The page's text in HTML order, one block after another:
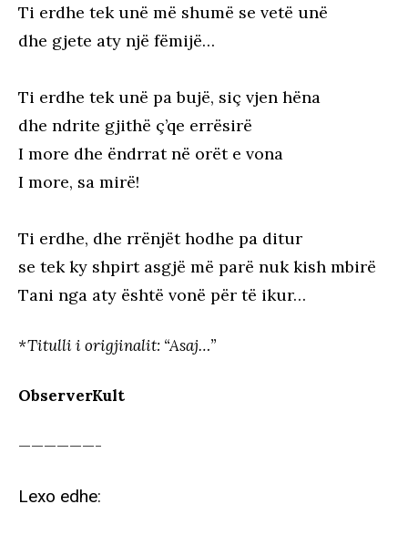
Ti erdhe tek unë më shumë se vetë unë
dhe gjete aty një fëmijë…
Ti erdhe tek unë pa bujë, siç vjen hëna
dhe ndrite gjithë ç’qe errësirë
I more dhe ëndrrat në orët e vona
I more, sa mirë!
Ti erdhe, dhe rrënjët hodhe pa ditur
se tek ky shpirt asgjë më parë nuk kish mbirë
Tani nga aty është vonë për të ikur…
*Titulli i origjinalit: “Asaj…”
ObserverKult
——————-
Lexo edhe: